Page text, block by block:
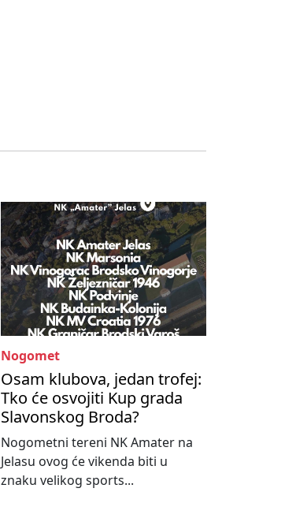
Nogomet
Osam klubova, jedan trofej:
Tko će osvojiti Kup grada
Slavonskog Broda?
Nogometni tereni NK Amater na
Jelasu ovog će vikenda biti u
znaku velikog sports...